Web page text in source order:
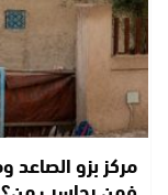
مركز بزو الصاعد